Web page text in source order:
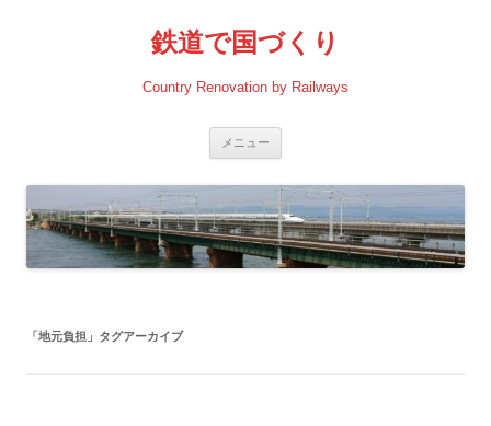
鉄道で国づくり
Country Renovation by Railways
メニュー
「地元負担 」タグアーカイブ